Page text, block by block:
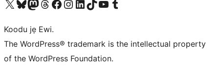
Ṣabẹwo sí àkàùntù X (Twitter tẹ́lẹ̀) waBẹwo akanti Bluesky waLọ sí àkáǹtì Mastodon waBẹwo akanti Threads waṢabẹwo si Facebook waVisit our Instagram account
Visit our LinkedIn account
Bẹwo akanti TikTok waVisit our YouTube channel
Bẹwo akanti Tumblr wa
Koodu jẹ Ewi.
The WordPress® trademark is the intellectual property
of the WordPress Foundation.